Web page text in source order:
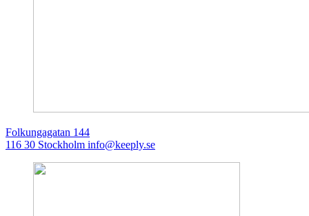
Folkungagatan 144
116 30 Stockholm info@keeply.se